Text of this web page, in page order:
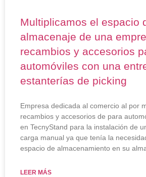
Multiplicamos el espacio
almacenaje de una
recambios y accesorios
automóviles con una
estanterías de picking
Empresa dedicada al comercio al por
recambios y accesorios de para
en TecnyStand para la instalación de
carga manual ya que tenía la
espacio de almacenamiento en su
LEER MÁS